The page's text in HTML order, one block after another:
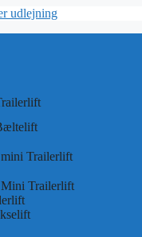
Trailerlift
Trailerlift